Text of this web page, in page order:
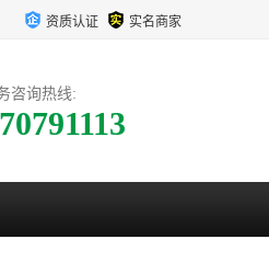
资质认证 实名商家
咨询热线: